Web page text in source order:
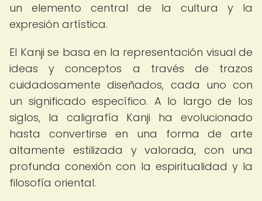
un elemento central de la cultura y la
expresión artística.
El Kanji se basa en la representación visual de
ideas y conceptos a través de trazos
cuidadosamente diseñados, cada uno con
un significado específico. A lo largo de los
siglos, la caligrafía Kanji ha evolucionado
hasta convertirse en una forma de arte
altamente estilizada y valorada, con una
profunda conexión con la espiritualidad y la
filosofía oriental.